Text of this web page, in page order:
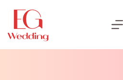
المحتوى
توجد